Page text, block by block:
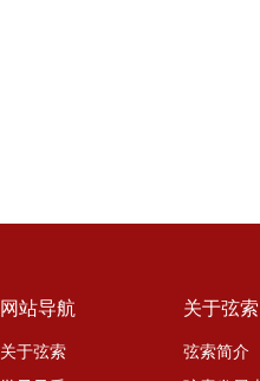
网站导航
关于弦索
关于弦索
弦索简介